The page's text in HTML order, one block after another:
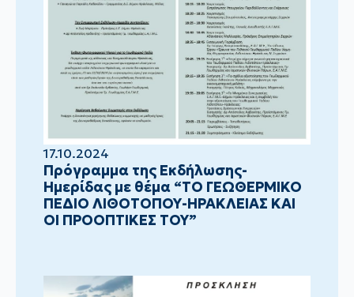
17.10.2024
Πρόγραμμα της Εκδήλωσης-
Ημερίδας με θέμα “ΤΟ ΓΕΩΘΕΡΜΙΚΟ
ΠΕΔΙΟ ΛΙΘΟΤΟΠΟΥ-ΗΡΑΚΛΕΙΑΣ ΚΑΙ
ΟΙ ΠΡΟΟΠΤΙΚΕΣ ΤΟΥ”